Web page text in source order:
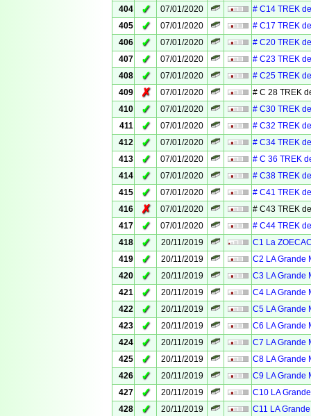
404
✓ 07/01/2020
# C14 TREK
405
✓ 07/01/2020
# C17 TREK
406
✓ 07/01/2020
# C20 TREK
407
✓ 07/01/2020
# C23 TREK
408
✓ 07/01/2020
# C25 TREK
409
✗ 07/01/2020
# C 28 TREK
410
✓ 07/01/2020
# C30 TREK
411
✓ 07/01/2020
# C32 TREK
412
✓ 07/01/2020
# C34 TREK
413
✓ 07/01/2020
# C 36 TREK
414
✓ 07/01/2020
# C38 TREK
415
✓ 07/01/2020
# C41 TREK
416
✗ 07/01/2020
# C43 TREK
417
✓ 07/01/2020
# C44 TREK
418
✓ 20/11/2019
C1 La
419
✓ 20/11/2019
C2 LA Grande
420
✓ 20/11/2019
C3 LA Grande
421
✓ 20/11/2019
C4 LA Grande
422
✓ 20/11/2019
C5 LA Grande
423
✓ 20/11/2019
C6 LA Grande
424
✓ 20/11/2019
C7 LA Grande
425
✓ 20/11/2019
C8 LA Grande
426
✓ 20/11/2019
C9 LA Grande
427
✓ 20/11/2019
C10 LA
428
✓ 20/11/2019 C11 LA